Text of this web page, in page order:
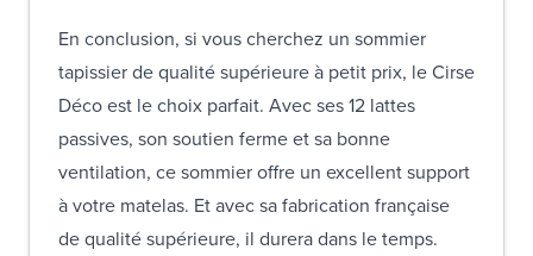
En conclusion, si vous cherchez un sommier
tapissier de qualité supérieure à petit prix, le Cirse
Déco est le choix parfait. Avec ses 12 lattes
passives, son soutien ferme et sa bonne
ventilation, ce sommier offre un excellent support
à votre matelas. Et avec sa fabrication française
de qualité supérieure, il durera dans le temps.